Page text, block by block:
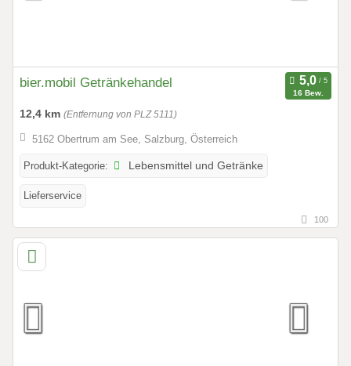
bier.mobil Getränkehandel
16 Bew.
12,4 km (Entfernung von PLZ 5111)
5162 Obertrum am See, Salzburg, Österreich
Produkt-Kategorie: Lebensmittel und Getränke
Lieferservice
100